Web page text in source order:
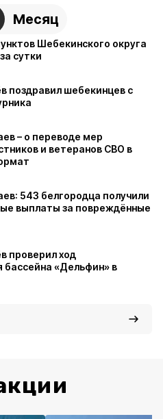
Месяц
Шебекинского округа
сутки
поздравил шебекинцев с
– о переводе мер
и ветеранов СВО в
543 белгородца получили
выплаты за повреждённые
проверил ход
бассейна «Дельфин» в